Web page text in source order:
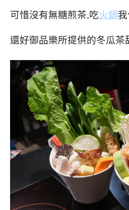
可惜沒有無糖煎茶,吃火鍋
還好御品樂所提供的冬瓜茶